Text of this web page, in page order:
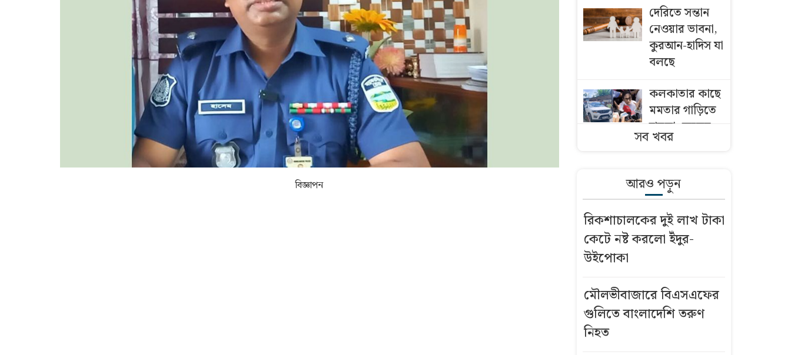
বিজ্ঞাপন
দেরিতে সন্তান
নেওয়ার ভাবনা,
কুরআন-হাদিস যা
বলছে
কলকাতার কাছে
মমতার গাড়িতে
হামলা, অল্পের
জন্য প্রাণে রক্ষা
বাবুনগর
মাদ্রাসায় শীর্ষ
আলেমদের সঙ্গে
বৈঠকে প্রধানমন্ত্রী
ভিসা আবেদন
গ্রহণ শুরু
সব খবর
আরও পড়ুন
রিকশাচালকের দুই লাখ টাকা
কেটে নষ্ট করলো ইঁদুর-
উইপোকা
মৌলভীবাজারে বিএসএফের
গুলিতে বাংলাদেশি তরুণ
নিহত